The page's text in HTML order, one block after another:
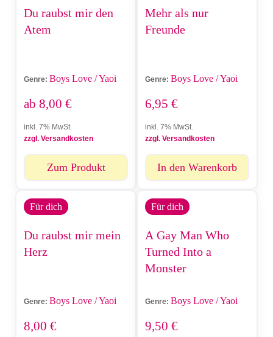
Du raubst mir den
Atem
Genre: Boys Love / Yaoi
ab 8,00 €
inkl. 7% MwSt.
zzgl. Versandkosten
Zum Produkt
Mehr als nur
Freunde
Genre: Boys Love / Yaoi
6,95 €
inkl. 7% MwSt.
zzgl. Versandkosten
In den Warenkorb
Für dich
Du raubst mir mein
Herz
Genre: Boys Love / Yaoi
8,00 €
Für dich
A Gay Man Who
Turned Into a
Monster
Genre: Boys Love / Yaoi
9,50 €